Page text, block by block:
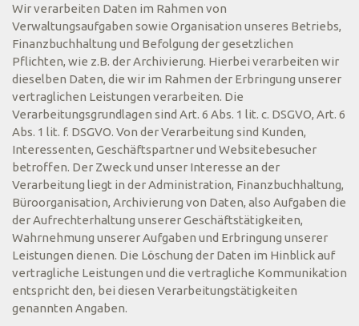
Wir verarbeiten Daten im Rahmen von
Verwaltungsaufgaben sowie Organisation unseres Betriebs,
Finanzbuchhaltung und Befolgung der gesetzlichen
Pflichten, wie z.B. der Archivierung. Hierbei verarbeiten wir
dieselben Daten, die wir im Rahmen der Erbringung unserer
vertraglichen Leistungen verarbeiten. Die
Verarbeitungsgrundlagen sind Art. 6 Abs. 1 lit. c. DSGVO, Art. 6
Abs. 1 lit. f. DSGVO. Von der Verarbeitung sind Kunden,
Interessenten, Geschäftspartner und Websitebesucher
betroffen. Der Zweck und unser Interesse an der
Verarbeitung liegt in der Administration, Finanzbuchhaltung,
Büroorganisation, Archivierung von Daten, also Aufgaben die
der Aufrechterhaltung unserer Geschäftstätigkeiten,
Wahrnehmung unserer Aufgaben und Erbringung unserer
Leistungen dienen. Die Löschung der Daten im Hinblick auf
vertragliche Leistungen und die vertragliche Kommunikation
entspricht den, bei diesen Verarbeitungstätigkeiten
genannten Angaben.